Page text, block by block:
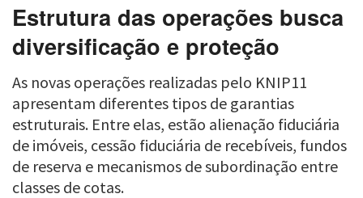
Estrutura das operações busca
diversificação e proteção
As novas operações realizadas pelo KNIP11
apresentam diferentes tipos de garantias
estruturais. Entre elas, estão alienação fiduciária
de imóveis, cessão fiduciária de recebíveis, fundos
de reserva e mecanismos de subordinação entre
classes de cotas.